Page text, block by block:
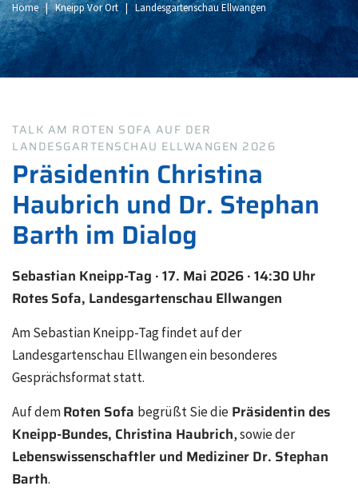
Home|Kneipp Vor Ort|Landesgartenschau Ellwangen
TALK AM ROTEN SOFA AUF DER
LANDESGARTENSCHAU ELLWANGEN 2026
Präsidentin Christina
Haubrich und Dr. Stephan
Barth im Dialog
Sebastian Kneipp-Tag · 17. Mai 2026 · 14:30 Uhr
Rotes Sofa, Landesgartenschau Ellwangen
Am Sebastian Kneipp-Tag findet auf der
Landesgartenschau Ellwangen ein besonderes
Gesprächsformat statt.
Auf demRoten Sofa begrüßt Sie die Präsidentin des
Kneipp-Bundes, Christina Haubrich, sowie der
Lebenswissenschaftler und Mediziner Dr. Stephan
Barth.